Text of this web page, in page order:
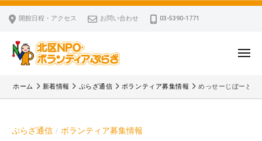
コ
ス
開館日程・アクセス お問い合わせ 03-5390-1771
区
P
北
P
メ
ー
ホーム 新着情報 ぷらざ通信 ボランティア募集情報 めっせーじぼーど（
ぷらざ通信 / ボランティア募集情報
区
N
O
・
ラ
ィ
ー